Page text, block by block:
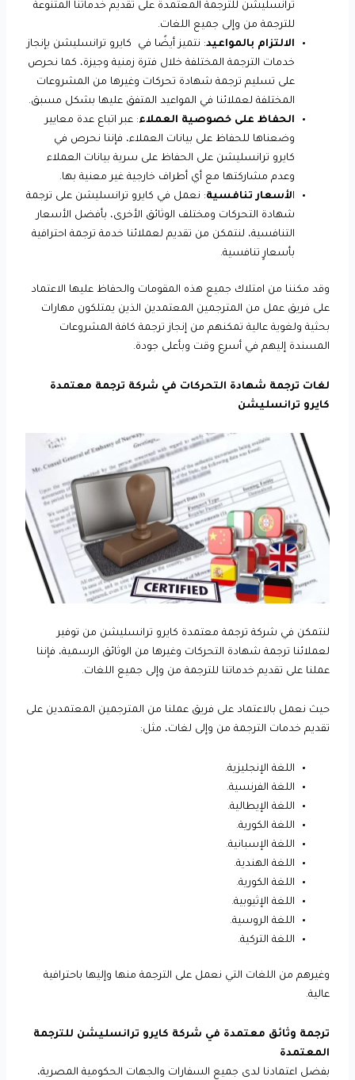
ترانسليشن للترجمة المعتمدة على تقديم خدماتنا المتنوعة
للترجمة من وإلى جميع اللغات.
الالتزام بالمواعيد: نتميز أيضًا في كايرو ترانسليشن بإنجاز
خدمات الترجمة المختلفة خلال فترة زمنية وجيزة، كما نحرص
على تسليم ترجمة شهادة تحركات وغيرها من المشروعات
المختلفة لعملائنا في المواعيد المتفق عليها بشكل مسبق.
الحفاظ على خصوصية العملاء: عبر اتباع عدة معايير
وضعناها للحفاظ على بيانات العملاء، فإننا نحرص في
كايرو ترانسليشن على الحفاظ على سرية بيانات العملاء
وعدم مشاركتها مع أي أطراف خارجية غير معنية بها.
الأسعار تنافسية: نعمل في كايرو ترانسليشن على ترجمة
شهادة التحركات ومختلف الوثائق الأخرى، بأفضل الأسعار
التنافسية، لنتمكن من تقديم لعملائنا خدمة ترجمة احترافية
بأسعارٍ تنافسية.
وقد مكننا من امتلاك جميع هذه المقومات والحفاظ عليها الاعتماد
على فريق عمل من المترجمين المعتمدين الذين يمتلكون مهارات
بحثية ولغوية عالية تمكنهم من إنجاز ترجمة كافة المشروعات
المسندة إليهم في أسرع وقت وبأعلى جودة.
لغات ترجمة شهادة التحركات في شركة ترجمة معتمدة
كايرو ترانسليشن
لنتمكن في شركة ترجمة معتمدة كايرو ترانسليشن من توفير
لعملائنا ترجمة شهادة التحركات وغيرها من الوثائق الرسمية، فإننا
عملنا على تقديم خدماتنا للترجمة من وإلى جميع اللغات.
حيث نعمل بالاعتماد على فريق عملنا من المترجمين المعتمدين على
تقديم خدمات الترجمة من وإلى لغات، مثل:
اللغة الإنجليزية.
اللغة الفرنسية.
اللغة الإيطالية.
اللغة الكورية.
اللغة الإسبانية.
اللغة الهندية.
اللغة الكورية.
اللغة الإثيوبية.
اللغة الروسية.
اللغة التركية.
وغيرهم من اللغات التي نعمل على الترجمة منها وإليها باحترافية
عالية.
ترجمة وثائق معتمدة في شركة كايرو ترانسليشن للترجمة
المعتمدة
بفضل اعتمادنا لدى جميع السفارات والجهات الحكومية المصرية،